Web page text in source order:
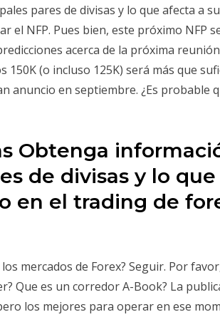
pares de divisas y lo que afecta a
el NFP. Pues bien, este próximo NFP
acerca de la próxima reunión
150K (o incluso 125K) será más que
anuncio en septiembre. ¿Es probable
Obtenga
de divisas y lo
en el trading de
mercados de Forex? Seguir. Por
Que es un corredor A-Book? La
los mejores para operar en ese